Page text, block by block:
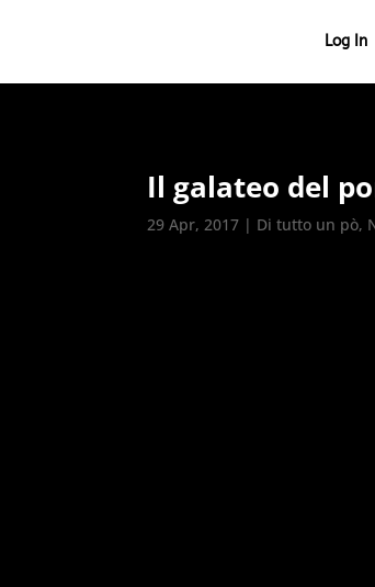
Log In
Il galateo del
29 Apr, 2017 | Di tutto un pò,